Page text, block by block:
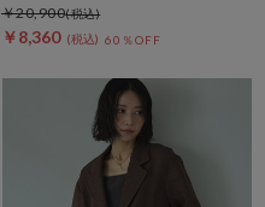
￥8,360 60％OFF
￥20,900